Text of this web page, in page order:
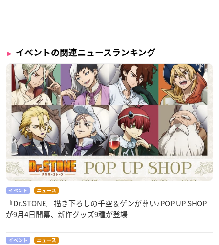
イベントの関連ニュースランキング
イベント ニュース
『Dr.STONE』描き下ろしの千空＆ゲンが尊い♪POP UP SHOP
が9月4日開幕、新作グッズ9種が登場
イベント ニュース